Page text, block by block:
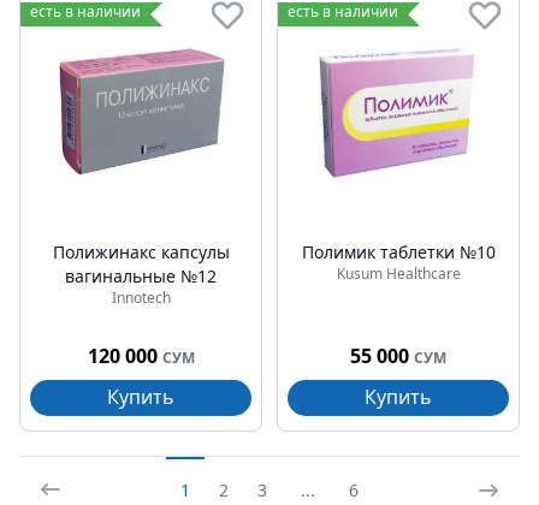
есть в наличии
Полижинакс капсулы
вагинальные №12
Innotech
120 000 СУМ
Купить
есть в наличии
Полимик таблетки №10
Kusum Healthcare
55 000 СУМ
Купить
1 2 3 ... 6